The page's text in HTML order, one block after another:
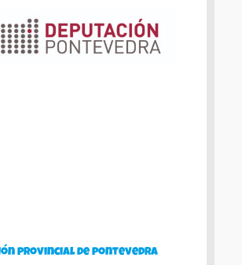
provincial de pontevedra